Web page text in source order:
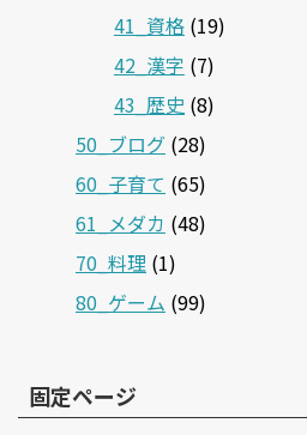
41_資格 (19)
42_漢字 (7)
43_歴史 (8)
50_ブログ (28)
60_子育て (65)
61_メダカ (48)
70_料理 (1)
80_ゲーム (99)
固定ページ